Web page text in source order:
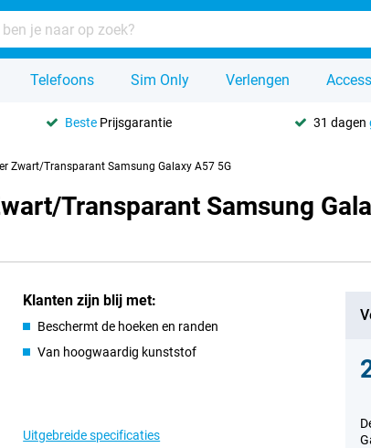
Telefoons Sim Only Verlengen
Beste Prijsgarantie 31 dagen
Zwart/Transparant Samsung Galaxy A57 5G
Transparant Samsung
Klanten zijn blij met:
Beschermt de hoeken en randen
Van hoogwaardig kunststof
Uitgebreide specificaties